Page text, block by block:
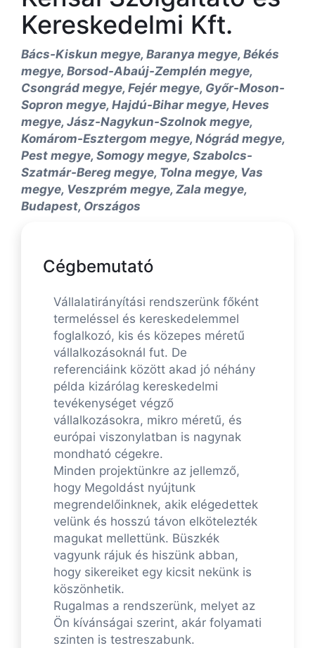
Kereskedelmi Kft.
Bács-Kiskun megye, Baranya megye, Békés
megye, Borsod-Abaúj-Zemplén megye,
Csongrád megye, Fejér megye, Győr-Moson-
Sopron megye, Hajdú-Bihar megye, Heves
megye, Jász-Nagykun-Szolnok megye,
Komárom-Esztergom megye, Nógrád megye,
Pest megye, Somogy megye, Szabolcs-
Szatmár-Bereg megye, Tolna megye, Vas
megye, Veszprém megye, Zala megye,
Budapest, Országos
Cégbemutató
Vállalatirányítási rendszerünk főként
termeléssel és kereskedelemmel
foglalkozó, kis és közepes méretű
vállalkozásoknál fut. De
referenciáink között akad jó néhány
példa kizárólag kereskedelmi
tevékenységet végző
vállalkozásokra, mikro méretű, és
európai viszonylatban is nagynak
mondható cégekre.
Minden projektünkre az jellemző,
hogy Megoldást nyújtunk
megrendelőinknek, akik elégedettek
velünk és hosszú távon elkötelezték
magukat mellettünk. Büszkék
vagyunk rájuk és hiszünk abban,
hogy sikereiket egy kicsit nekünk is
köszönhetik.
Rugalmas a rendszerünk, melyet az
Ön kívánságai szerint, akár folyamati
szinten is testreszabunk.